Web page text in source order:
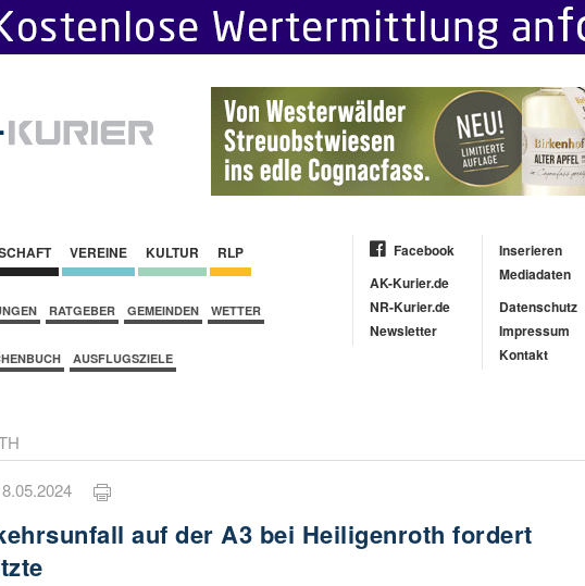
VEREINE KULTUR RLP
RATGEBER GEMEINDEN WETTER
AUSFLUGSZIELE
Facebook
AK-Kurier.de
NR-Kurier.de
Newsletter
Inserieren
Mediadaten
Datenschutz
Impressum
Kontakt
18.05.2024
auf der A3 bei Heiligenroth fordert